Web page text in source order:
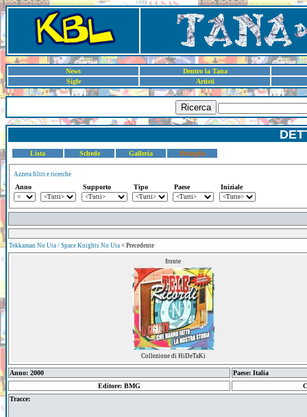
News
Dentro la Tana
Sigle
Artisti
Ricerca
Lista Schede Galleria Dettaglio
Azzera filtri e ricerche
Anno Supporto Tipo Paese Iniziale
Tekkaman No Uta / Space Knights No Uta < Precedente
fronte
Collezione di HiDeTaKi
Anno: 2000
Paese: Italia
Editore: BMG
Tracce: